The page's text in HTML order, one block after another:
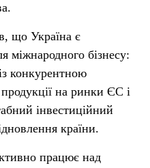
що Україна є
міжнародного бізнесу:
конкурентною
на ринки ЄС і
інвестиційний
країни.
працює над